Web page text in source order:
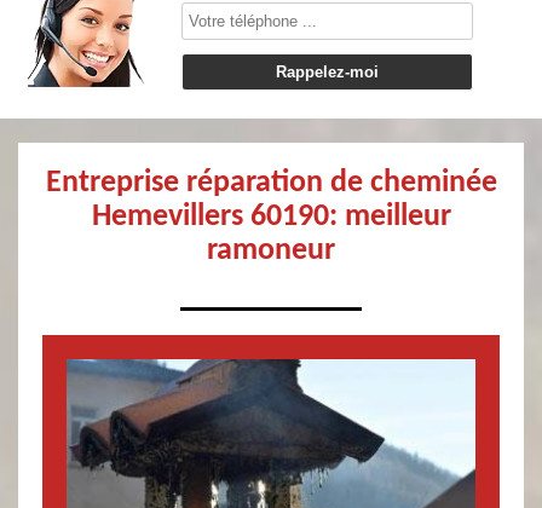
Entreprise réparation de cheminée
Hemevillers 60190: meilleur
ramoneur